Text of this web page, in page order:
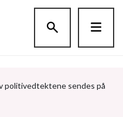
politivedtektene sendes på